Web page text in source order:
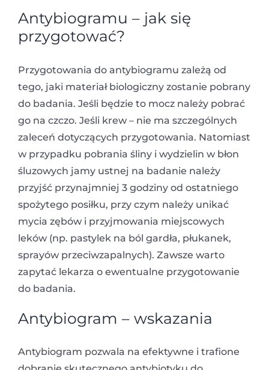
Antybiogramu – jak się
przygotować?
Przygotowania do antybiogramu zależą od
tego, jaki materiał biologiczny zostanie pobrany
do badania. Jeśli będzie to mocz należy pobrać
go na czczo. Jeśli krew – nie ma szczególnych
zaleceń dotyczących przygotowania. Natomiast
w przypadku pobrania śliny i wydzielin w błon
śluzowych jamy ustnej na badanie należy
przyjść przynajmniej 3 godziny od ostatniego
spożytego posiłku, przy czym należy unikać
mycia zębów i przyjmowania miejscowych
leków (np. pastylek na ból gardła, płukanek,
sprayów przeciwzapalnych). Zawsze warto
zapytać lekarza o ewentualne przygotowanie
do badania.
Antybiogram – wskazania
Antybiogram pozwala na efektywne i trafione